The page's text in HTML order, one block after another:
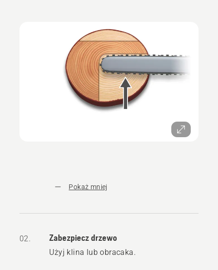
Pokaż mniej
02. Zabezpiecz drzewo
Użyj klina lub obracaka.